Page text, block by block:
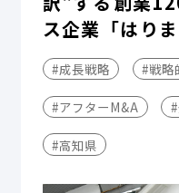
ス企業「はり
#成長戦略 #戦略
#アフターM&A
#高知県